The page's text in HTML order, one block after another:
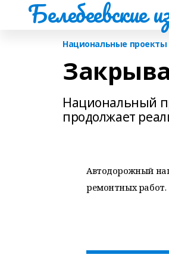
Белебеевские
Национальные проекты
Национальный
продолжает
Автодорожный
ремонтных работ.